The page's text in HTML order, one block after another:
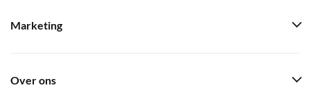
Marketing
Over ons